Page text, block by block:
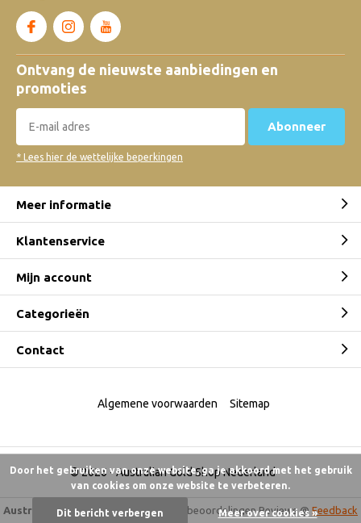
Ontvang de nieuwste aanbiedingen en
promoties
Abonneer
* Lees hier de wettelijke beperkingen
Meer informatie
Klantenservice
Mijn account
Categorieën
Contact
© 2026 -Australian Gold Shop Nederland
Algemene voorwaarden Sitemap
Australian Gold Shop 9,5/10-6.175 beoordelingenReviews @ Feedback
Door het gebruiken van onze website, ga je akkoord met het gebruik
van cookies om onze website te verbeteren.
Dit bericht verbergen Meer over cookies »